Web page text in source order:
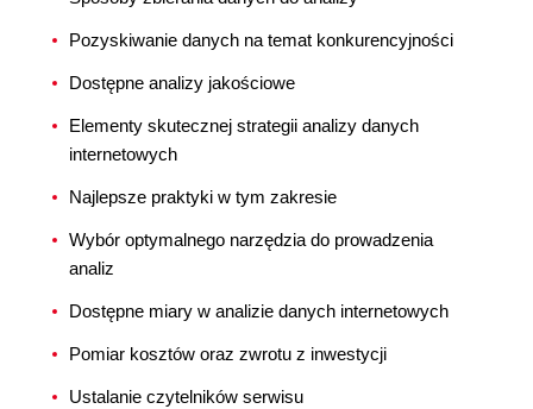
Pozyskiwanie danych na temat konkurencyjności
Dostępne analizy jakościowe
Elementy skutecznej strategii analizy danych
internetowych
Najlepsze praktyki w tym zakresie
Wybór optymalnego narzędzia do prowadzenia
analiz
Dostępne miary w analizie danych internetowych
Pomiar kosztów oraz zwrotu z inwestycji
Ustalanie czytelników serwisu